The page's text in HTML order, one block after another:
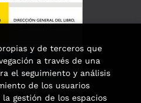
y de terceros que
a través de una
el seguimiento y análisis
de los usuarios
gestión de los espacios